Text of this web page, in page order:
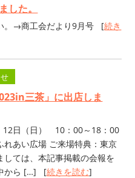
した。
。→商工会だより9月号 [続き
三茶」に出店しま
12日（日） 10：00～18：00
あい広場 ご来場特典：東京
ては、本記事掲載の会報を
から […] [続きを読む]